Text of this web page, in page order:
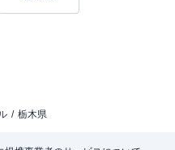
栃木県